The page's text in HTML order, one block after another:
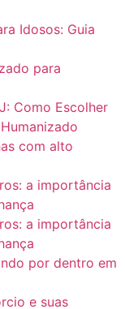
Idosos: Guia
para
Como Escolher
com alto
a importância
a importância
por dentro em
e suas